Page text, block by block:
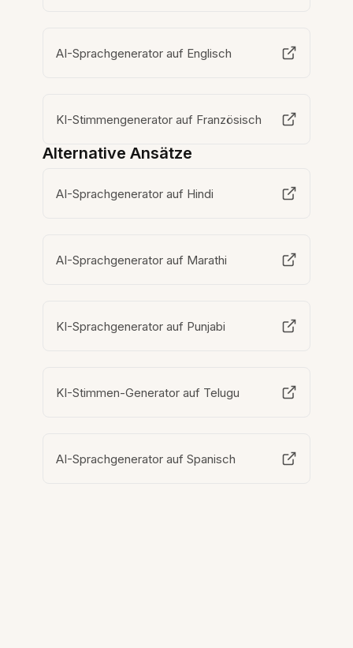
AI-Sprachgenerator auf Englisch
KI-Stimmengenerator auf Französisch
Alternative Ansätze
AI-Sprachgenerator auf Hindi
AI-Sprachgenerator auf Marathi
KI-Sprachgenerator auf Punjabi
KI-Stimmen-Generator auf Telugu
AI-Sprachgenerator auf Spanisch